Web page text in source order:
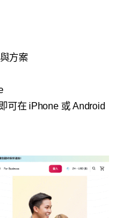
方案
可在 iPhone 或 Android